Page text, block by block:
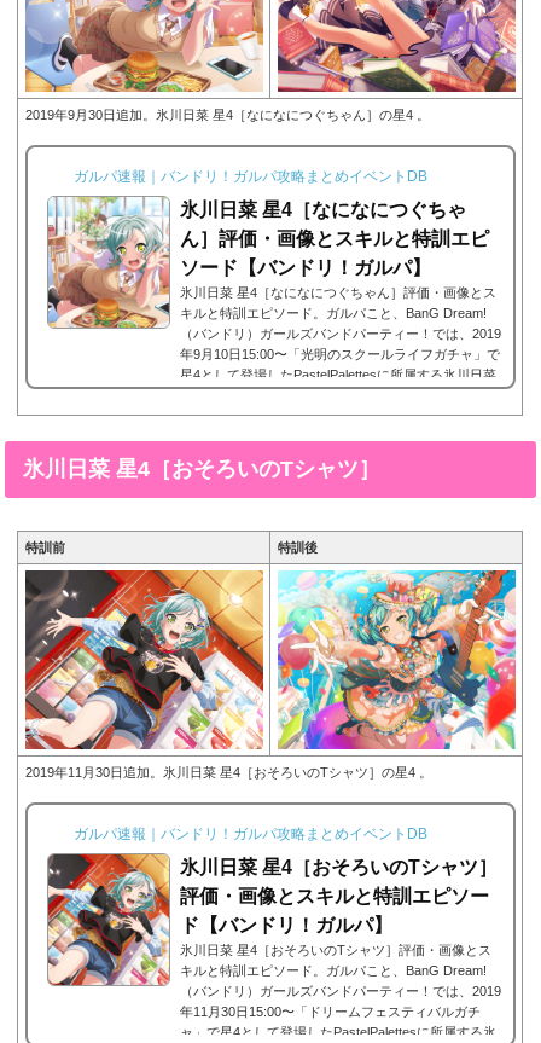
2019年9月30日追加。氷川日菜 星4［なになにつぐちゃん］の星4 。
ガルパ速報｜バンドリ！ガルパ攻略まとめイベントDB
氷川日菜 星4［なになにつぐちゃ
ん］評価・画像とスキルと特訓エピ
ソード【バンドリ！ガルパ】
氷川日菜 星4［なになにつぐちゃん］評価・画像とス
キルと特訓エピソード。ガルパこと、BanG Dream!
（バンドリ）ガールズバンドパーティー！では、2019
年9月10日15:00〜「光明のスクールライフガチャ」で
星4として登場したPastelPalettesに所属する氷川日菜
は、氷川日菜 星4［なになにつぐちゃん］画像と特技
ゃん］※画像をタップ/クリックで画像拡大可能■特訓
前■特訓後■SDステータス名前氷川日菜(ひかわひな)
所属バンドPastel Palett...
氷川日菜 星4［おそろいのTシャツ］
特訓前 特訓後
2019年11月30日追加。氷川日菜 星4［おそろいのTシャツ］の星4 。
ガルパ速報｜バンドリ！ガルパ攻略まとめイベントDB
氷川日菜 星4［おそろいのTシャツ］
評価・画像とスキルと特訓エピソー
ド【バンドリ！ガルパ】
氷川日菜 星4［おそろいのTシャツ］評価・画像とス
キルと特訓エピソード。ガルパこと、BanG Dream!
（バンドリ）ガールズバンドパーティー！では、2019
年11月30日15:00〜「ドリームフェスティバルガチ
ャ」で星4として登場したPastelPalettesに所属する氷